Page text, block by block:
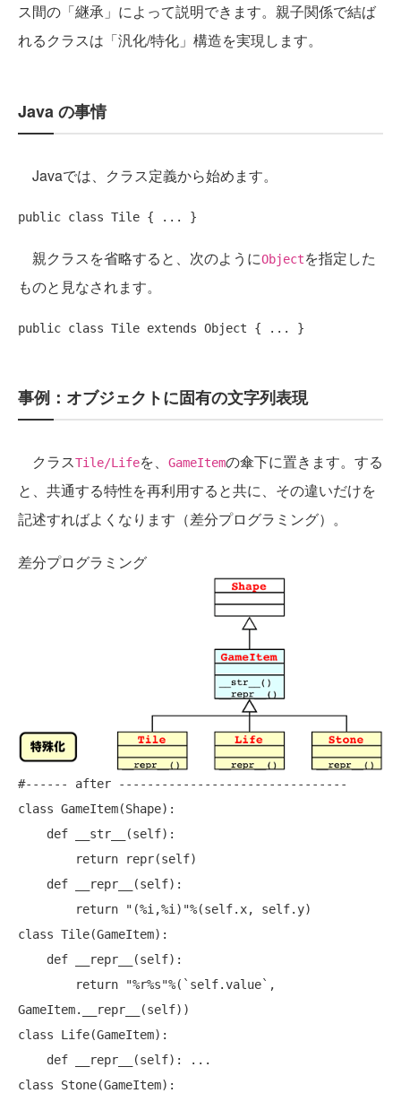
ス間の「継承」によって説明できます。親子関係で結ば
れるクラスは「汎化/特化」構造を実現します。
Java の事情
Javaでは、クラス定義から始めます。
public class
親クラスを省略すると、次のようにObjectを指定した
ものと見なされます。
public class Tile extends
事例：オブジェクトに固有の文字列表現
クラスTile/Lifeを、 GameItemの傘下に置きます。する
と、共通する特性を再利用すると共に、その違いだけを
記述すればよくなります（差分プログラミング）。
差分プログラミング
#------ after --------------------------------
class GameItem(Shape):
class Tile(GameItem):
GameItem.__repr__(self))
class Life(GameItem):
class Stone(GameItem):